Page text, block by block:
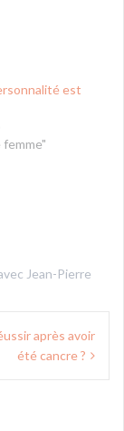
est
femme"
Jean-Pierre
après avoir
été cancre ?